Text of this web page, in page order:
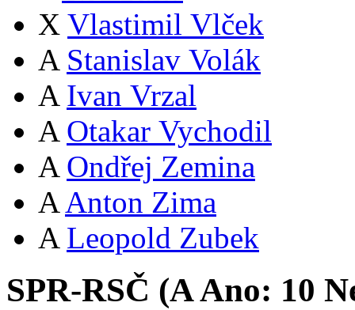
X Vlastimil Vlček
A Stanislav Volák
A Ivan Vrzal
A Otakar Vychodil
A Ondřej Zemina
A Anton Zima
A Leopold Zubek
SPR-RSČ (AAno: 10